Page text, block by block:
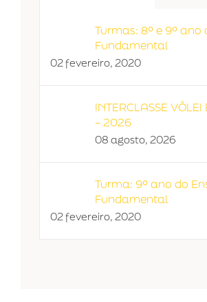
Turmas: 8º e 9º ano
Fundamental
02 fevereiro, 2020
INTERCLASSE VÔLEI
– 2026
08 agosto, 2026
Turma: 9º ano do
Fundamental
02 fevereiro, 2020